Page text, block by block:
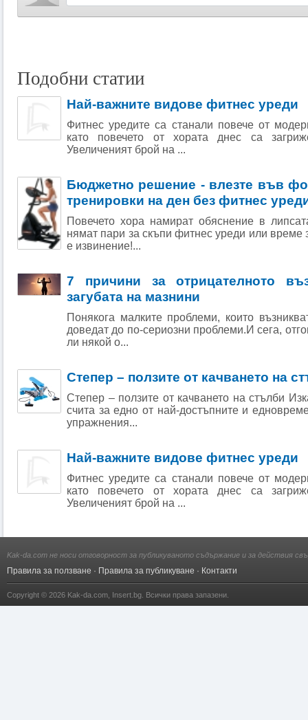
Подобни статии
Най-важните видове фитнес уреди
Фитнес уредите са станали повече от
като повечето от хoрата днес са
Увеличеният брой на ...
Бюджетно решение - влезте във
тренировки на ден без фитнес
Повечето хора намират обяснение в
нямат пари за скъпи фитнес уреди или време
е извинение!...
7 причини за отрицателното
загубата на мазнини
Понякога малките проблеми, които
доведат до по-сериозни проблеми.И сега,
ли някой о...
Степер – ползите от качването на
Степер – ползите от качването на стълби
счита за едно от най-достъпните и
упражнения...
Най-важните видове фитнес уреди
Фитнес уредите са станали повече от
като повечето от хoрата днес са
Увеличеният брой на ...
Kak-da.com не носи отговорност за публикуваното съдържание и за действия
Правила за ползване · Правила за публикуване · Контакти
Copyright © 2026 Kak-da.com Insert.bg . Всички права запазени.